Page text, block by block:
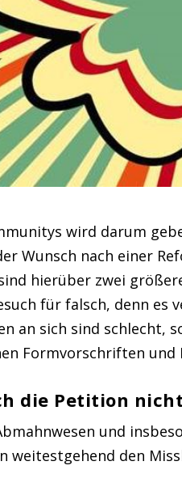
wird darum
Wunsch nach einer
hierüber zwei
für falsch, denn es
an sich sind schlecht,
Formvorschriften
die Petition
und
weitestgehend den